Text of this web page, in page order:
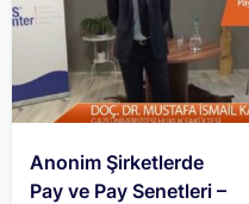
Anonim Şirketlerde
Pay ve Pay Senetleri –